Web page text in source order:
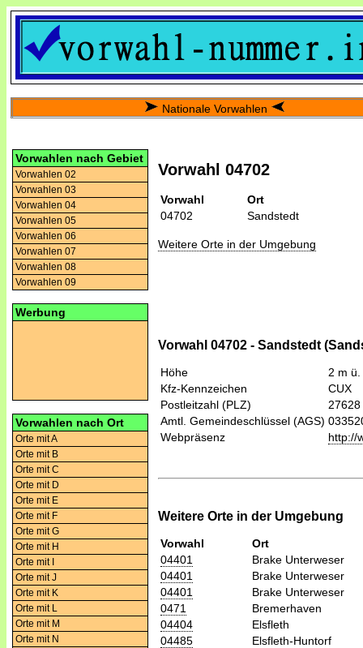
Nationale Vorwahlen
Vorwahlen nach Gebiet
Vorwahlen 02
Vorwahlen 03
Vorwahlen 04
Vorwahlen 05
Vorwahlen 06
Vorwahlen 07
Vorwahlen 08
Vorwahlen 09
Werbung
Vorwahlen nach Ort
Orte mit A
Orte mit B
Orte mit C
Orte mit D
Orte mit E
Orte mit F
Orte mit G
Orte mit H
Orte mit I
Orte mit J
Orte mit K
Orte mit L
Orte mit M
Orte mit N
Vorwahl 04702
Vorwahl
Ort
04702
Sandstedt
Weitere Orte in der Umgebung
Vorwahl 04702 - Sandstedt
Höhe
2 m ü.
Kfz-Kennzeichen
CUX
Postleitzahl (PLZ)
27628
Amtl. Gemeindeschlüssel (AGS)
Webpräsenz
http://
Weitere Orte in der Umgebung
Vorwahl
Ort
04401
Brake Unterweser
04401
Brake Unterweser
04401
Brake Unterweser
0471
Bremerhaven
04404
Elsfleth
04485
Elsfleth-Huntorf